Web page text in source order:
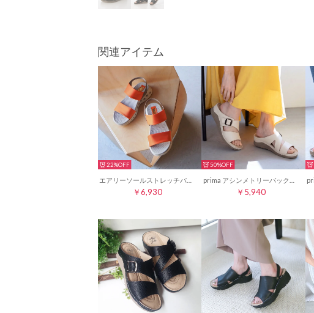
関連アイテム
22%
￥6,930
50%
￥5,940